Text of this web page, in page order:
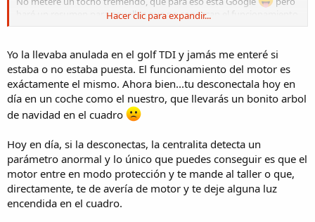
haré un resumen para aquellos que no conozcan el funcionamiento
Las válvulas EGR (siglas que vienen del inglésexhaust gas
recirculation ) son, como su nombre lo indica, válvulas de
recirculación de gases de escape.
Cómo funcionan?
Pues muy simple, en el momento que estas válvulas se abren al
hacia el colector de escape para que sean eliminados, pero parte de
esos gases, se "reintroducen" en el colector de admisión para que
vuelvan a quemarse, con lo que se disminuye la cantidad de
partículas contaminantes que se emiten a la atmósfera.
Se entiende bien, no?
Hacer clic para expandir...
Yo la llevaba anulada en el golf TDI y jamás me enteré si
estaba o no estaba puesta. El funcionamiento del motor es
exáctamente el mismo. Ahora bien...tu desconectala hoy en
día en un coche como el nuestro, que llevarás un bonito arbol
de navidad en el cuadro
Hoy en día, si la desconectas, la centralita detecta un
parámetro anormal y lo único que puedes conseguir es que el
motor entre en modo protección y te mande al taller o que,
directamente, te de avería de motor y te deje alguna luz
encendida en el cuadro.